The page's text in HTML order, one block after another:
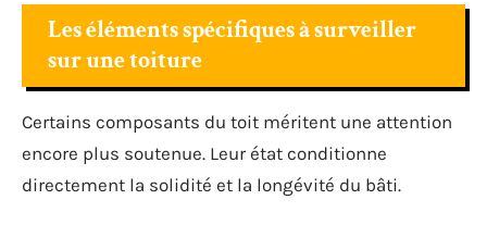
Les éléments spécifiques à surveiller
sur une toiture
Certains composants du toit méritent une attention
encore plus soutenue. Leur état conditionne
directement la solidité et la longévité du bâti.